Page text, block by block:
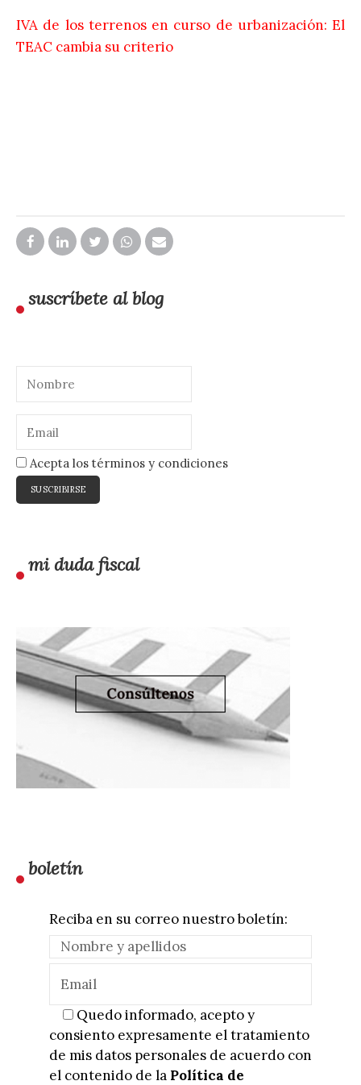
IVA de los terrenos en curso de urbanización: El
TEAC cambia su criterio
suscríbete al blog
Acepta los términos y condiciones
mi duda fiscal
boletín
Reciba en su correo nuestro boletín:
Quedo informado, acepto y
consiento expresamente el tratamiento
de mis datos personales de acuerdo con
el contenido de la Política de